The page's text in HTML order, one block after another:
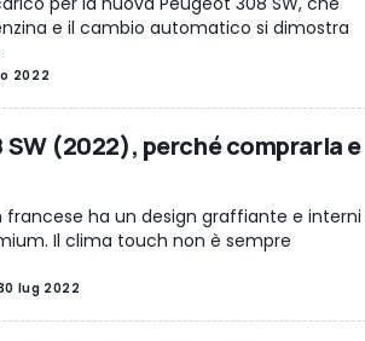
e il cambio automatico si dimostra
2022
(2022), perché comprarla e
francese ha un design graffiante e interni
Il clima touch non è sempre
lug 2022